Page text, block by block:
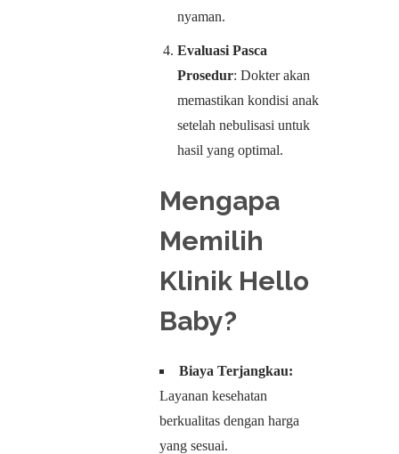
nyaman.
Evaluasi Pasca
Prosedur: Dokter akan
memastikan kondisi anak
setelah nebulisasi untuk
hasil yang optimal.
Mengapa
Memilih
Klinik Hello
Baby?
Biaya Terjangkau:
Layanan kesehatan
berkualitas dengan harga
yang sesuai.